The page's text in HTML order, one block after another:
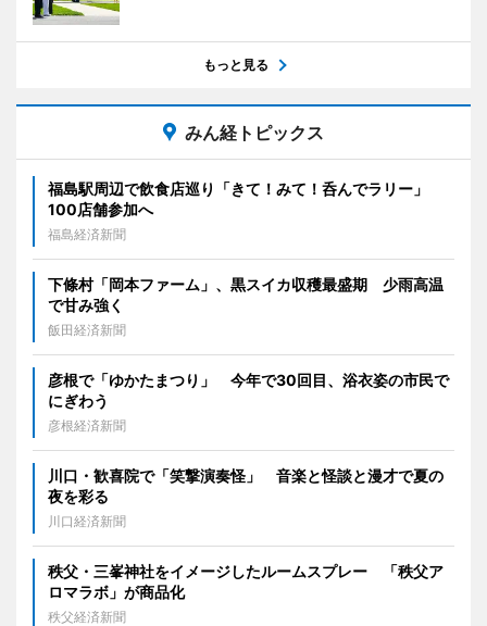
もっと見る
みん経トピックス
福島駅周辺で飲食店巡り「きて！みて！呑んでラリー」
100店舗参加へ
福島経済新聞
下條村「岡本ファーム」、黒スイカ収穫最盛期 少雨高温
で甘み強く
飯田経済新聞
彦根で「ゆかたまつり」 今年で30回目、浴衣姿の市民で
にぎわう
彦根経済新聞
川口・歓喜院で「笑撃演奏怪」 音楽と怪談と漫才で夏の
夜を彩る
川口経済新聞
秩父・三峯神社をイメージしたルームスプレー 「秩父ア
ロマラボ」が商品化
秩父経済新聞